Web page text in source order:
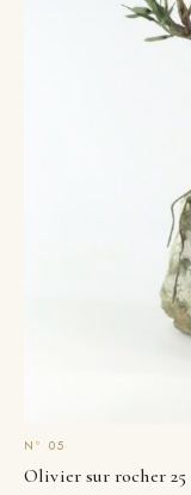
Olivier sur rocher 25